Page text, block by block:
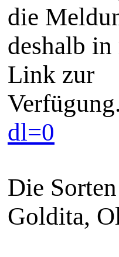
die
deshalb
Link zur
Verfügung.
dl=0
Die
Goldita,